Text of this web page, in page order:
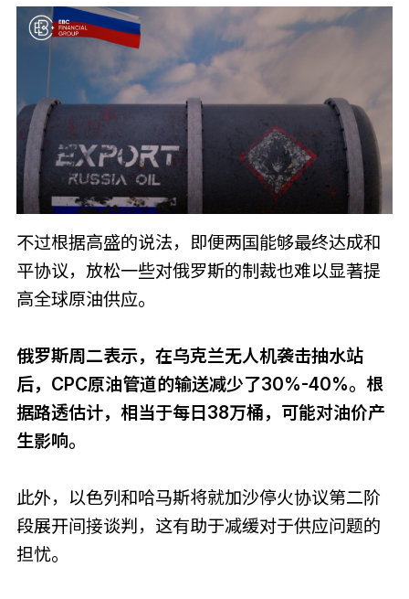
不过根据高盛的说法，即便两国能够最终达成和
平协议，放松一些对俄罗斯的制裁也难以显著提
高全球原油供应。
俄罗斯周二表示，在乌克兰无人机袭击抽水站
后，CPC原油管道的输送减少了30%-40%。根
据路透估计，相当于每日38万桶，可能对油价产
生影响。
此外，以色列和哈马斯将就加沙停火协议第二阶
段展开间接谈判，这有助于减缓对于供应问题的
担忧。